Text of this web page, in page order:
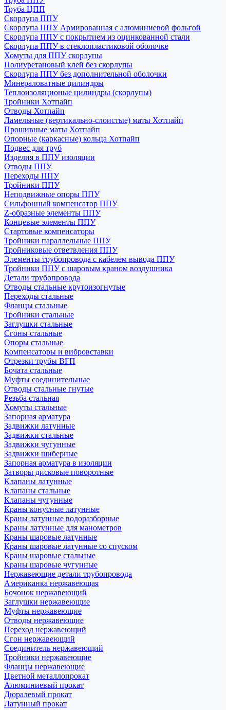
Труба ЦПП
Скорлупа ППУ
Скорлупа ППУ Армированная с алюминиевой фольгой
Скорлупа ППУ с покрытием из оцинкованной стали
Скорлупа ППУ в стеклопластиковой оболочке
Хомуты для ППУ скорлупы
Полиуретановый клей без скорлупы
Скорлупа ППУ без дополнительной оболочки
Минераловатные цилиндры
Теплоизоляционые цилиндры (скорлупы)
Тройники Хотпайп
Отводы Хотпайп
Ламельные (вертикально-слоистые) маты Хотпайп
Прошивные маты Хотпайп
Опорные (каркасные) кольца Хотпайп
Подвес для труб
Изделия в ППУ изоляции
Отводы ППУ
Переходы ППУ
Тройники ППУ
Неподвижные опоры ППУ
Cильфонный компенсатор ППУ
Z-образные элементы ППУ
Концевые элементы ППУ
Стартовые компенсаторы
Тройники параллельные ППУ
Тройниковые ответвления ППУ
Элементы трубопровода с кабелем вывода ППУ
Тройники ППУ с шаровым краном воздушника
Детали трубопровода
Отводы стальные крутоизогнутые
Переходы стальные
Фланцы стальные
Тройники стальные
Заглушки стальные
Сгоны стальные
Опоры стальные
Компенсаторы и вибровставки
Отрезки трубы ВГП
Бочата стальные
Муфты соединительные
Отводы стальные гнутые
Резьба стальная
Хомуты стальные
Запорная арматура
Задвижки латунные
Задвижки стальные
Задвижки чугунные
Задвижки шиберные
Запорная арматура в изоляции
Затворы дисковые поворотные
Клапаны латунные
Клапаны стальные
Клапаны чугунные
Краны конусные латунные
Краны латунные водоразборные
Краны латунные для манометров
Краны шаровые латунные
Краны шаровые латунные со спуском
Краны шаровые стальные
Краны шаровые чугунные
Нержавеющие детали трубопровода
Американка нержавеющая
Бочонок нержавеющий
Заглушки нержавеющие
Муфты нержавеющие
Отводы нержавеющие
Переход нержавеющий
Сгон нержавеющий
Соединитель нержавеющий
Тройники нержавеющие
Фланцы нержавеющие
Цветной металлопрокат
Алюминиевый прокат
Дюралевый прокат
Латунный прокат